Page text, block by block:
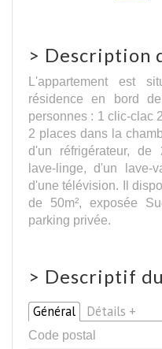
> Description
L'appartement est
résidence en bord
personnes : 1 clic-clac
2 places dans la
d'un réfrigérateur, de
lave-linge, d'un lave-
d'une télévision. Il
de 50m², exposée
parking privée.
> Descriptif
Général Détails +
Code postal